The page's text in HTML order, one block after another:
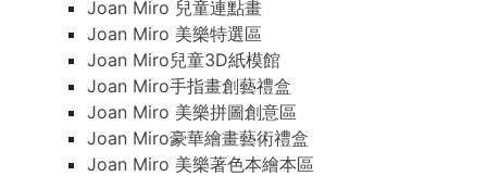
Joan Miro 兒童連點畫
Joan Miro 美樂特選區
Joan Miro兒童3D紙模館
Joan Miro手指畫創藝禮盒
Joan Miro 美樂拼圖創意區
Joan Miro豪華繪畫藝術禮盒
Joan Miro 美樂著色本繪本區